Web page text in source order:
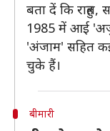
बता दें कि
1985 में आई
'अंजाम' सहित
चुके हैं।
बीमारी